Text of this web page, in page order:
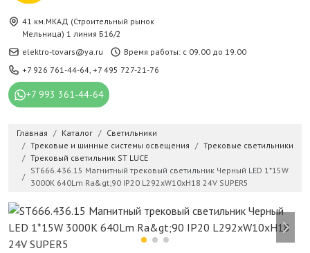
41 км.МКАД (Строительный рынок
Мельница) 1 линия Б16/2
elektro-tovars@ya.ru
Время работы: с 09.00 до 19.00
+7 926 761-44-64, +7 495 727-21-76
+7 993 361-44-64
Главная Каталог
Светильники
Трековые и шинные системы освещения
Трековые светильники
Трековый светильник ST LUCE
ST666.436.15 Магнитный трековый светильник Черный LED 1*15W
3000K 640Lm Ra&gt;90 IP20 L292xW10xH18 24V SUPER5